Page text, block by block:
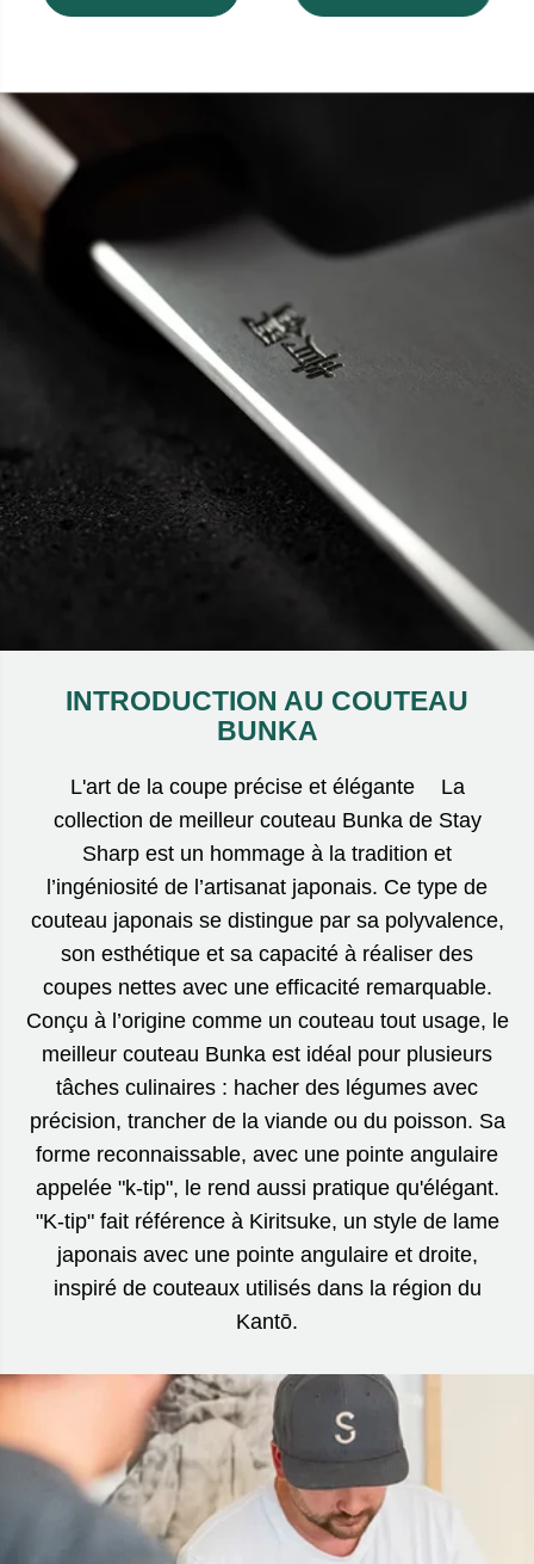
INTRODUCTION AU COUTEAU
BUNKA
L'art de la coupe précise et élégante La
collection de meilleur couteau Bunka de Stay
Sharp est un hommage à la tradition et
l’ingéniosité de l’artisanat japonais. Ce type de
couteau japonais se distingue par sa polyvalence,
son esthétique et sa capacité à réaliser des
coupes nettes avec une efficacité remarquable.
Conçu à l’origine comme un couteau tout usage, le
meilleur couteau Bunka est idéal pour plusieurs
tâches culinaires : hacher des légumes avec
précision, trancher de la viande ou du poisson. Sa
forme reconnaissable, avec une pointe angulaire
appelée "k-tip", le rend aussi pratique qu'élégant.
"K-tip" fait référence à Kiritsuke, un style de lame
japonais avec une pointe angulaire et droite,
inspiré de couteaux utilisés dans la région du
Kantō.